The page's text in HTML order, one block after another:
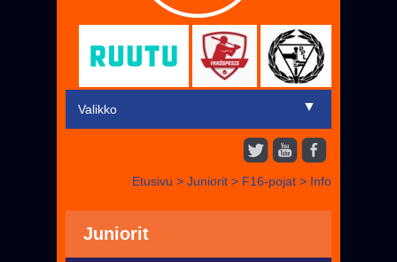
Valikko ▼
▼
Etusivu > Juniorit > F16-pojat > Info
Juniorit